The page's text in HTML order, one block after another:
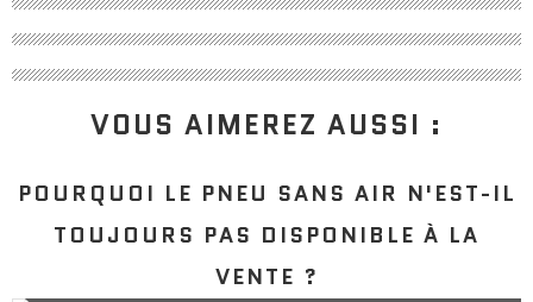
VOUS AIMEREZ AUSSI :
POURQUOI LE PNEU SANS AIR N'EST-IL
TOUJOURS PAS DISPONIBLE À LA
VENTE ?